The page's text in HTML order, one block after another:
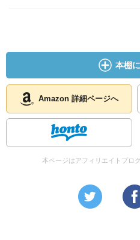
本棚
Amazon 詳細ページへ
本ページはアフィリエイトプロ